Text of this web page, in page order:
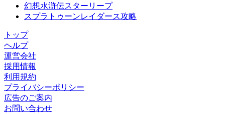
幻想水滸伝スターリープ
スプラトゥーンレイダース攻略
トップ
ヘルプ
運営会社
採用情報
利用規約
プライバシーポリシー
広告のご案内
お問い合わせ